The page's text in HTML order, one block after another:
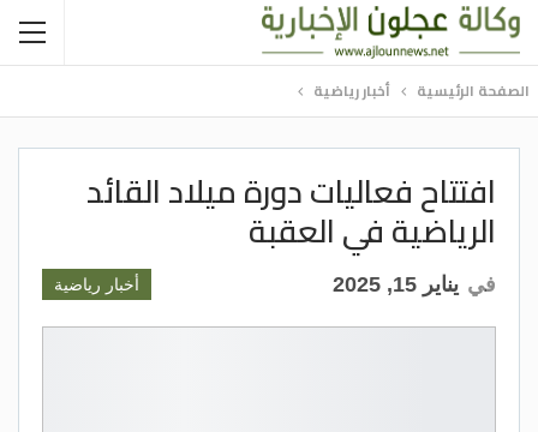
الصفحة الرئيسية أخبار رياضية
افتتاح فعاليات دورة ميلاد القائد
الرياضية في العقبة
أخبار رياضية في يناير 15, 2025